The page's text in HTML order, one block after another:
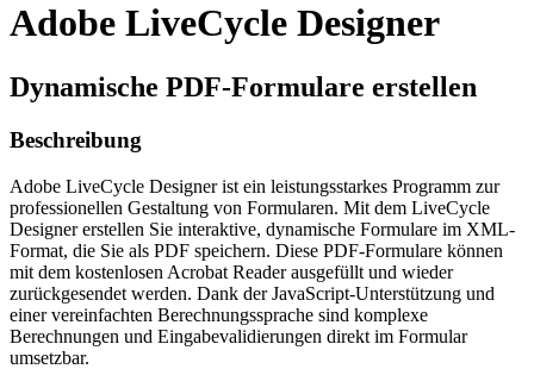
Adobe LiveCycle Designer
Dynamische PDF-Formulare erstellen
Beschreibung
Adobe LiveCycle Designer ist ein leistungsstarkes Programm zur
professionellen Gestaltung von Formularen. Mit dem LiveCycle
Designer erstellen Sie interaktive, dynamische Formulare im XML-
Format, die Sie als PDF speichern. Diese PDF-Formulare können
mit dem kostenlosen Acrobat Reader ausgefüllt und wieder
zurückgesendet werden. Dank der JavaScript-Unterstützung und
einer vereinfachten Berechnungssprache sind komplexe
Berechnungen und Eingabevalidierungen direkt im Formular
umsetzbar.